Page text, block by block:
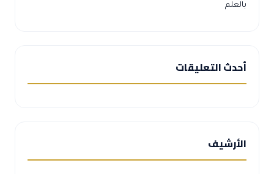
بالعلم
أحدث التعليقات
الأرشيف